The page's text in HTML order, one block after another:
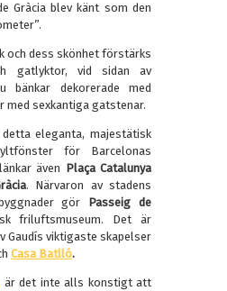
Gràcia blev känt som den
och dess skönhet förstärks
gatlyktor, vid sidan av
bänkar dekorerade med
med sexkantiga gatstenar.
eleganta, majestätisk
för Barcelonas
även Plaça Catalunya
. Närvaron av stadens
gör
Passeig de
friluftsmuseum. Det är
Gaudís viktigaste skapelser
Casa Batlló.
är det inte alls konstigt att